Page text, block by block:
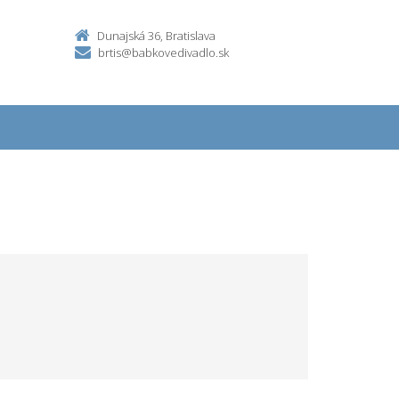
Dunajská 36, Bratislava
brtis@babkovedivadlo.sk